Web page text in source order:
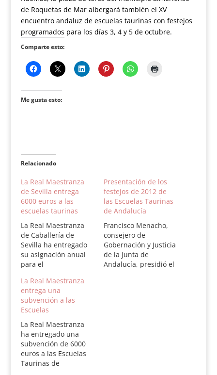
de Roquetas de Mar albergará también el XV
encuentro andaluz de escuelas taurinas con festejos
programados para los días 3, 4 y 5 de octubre.
Comparte esto:
Me gusta esto:
Relacionado
La Real Maestranza
de Sevilla entrega
6000 euros a las
escuelas taurinas
La Real Maestranza
de Caballería de
Sevilla ha entregado
su asignación anual
para el
Escuelas Taurinas de
Andalucía. El Teniente
de Hermano de la
entidad, Javier
Benjumea, entregó
6000 euros a Eduardo
Ordoñez, presidente
de la Asociación de
Escuelas. Al acto
Presentación de los
festejos de 2012 de
las Escuelas Taurinas
de Andalucía
Francisco Menacho,
consejero de
Gobernación y Justicia
de la Junta de
Andalucía, presidió el
La Real Maestranza
entrega una
subvención a las
Escuelas
La Real Maestranza
ha entregado una
subvención de 6000
euros a las Escuelas
Taurinas de